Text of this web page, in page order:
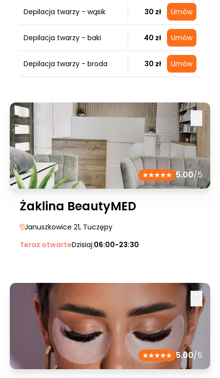
Depilacja twarzy - wąsik 30 zł Umów
Depilacja twarzy - baki 40 zł Umów
Depilacja twarzy - broda 30 zł Umów
5.00/5
Żaklina BeautyMED
Januszkowice 21, Tuczępy
Teraz otwarteDzisiaj:06:00-23:30
5.00/5